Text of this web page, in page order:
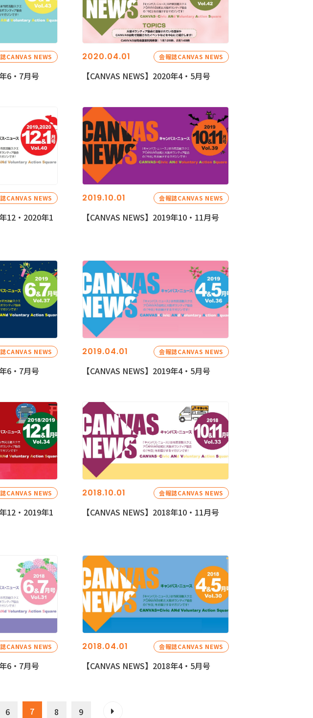
CANVAS NEWS
6・7月号
2020.04.01 会報誌CANVAS NEWS
【CANVAS NEWS】2020年4・5月号
CANVAS NEWS
12・2020年1
2019.10.01 会報誌CANVAS NEWS
【CANVAS NEWS】2019年10・11月号
CANVAS NEWS
6・7月号
2019.04.01 会報誌CANVAS NEWS
【CANVAS NEWS】2019年4・5月号
CANVAS NEWS
12・2019年1
2018.10.01 会報誌CANVAS NEWS
【CANVAS NEWS】2018年10・11月号
CANVAS NEWS
6・7月号
2018.04.01 会報誌CANVAS NEWS
【CANVAS NEWS】2018年4・5月号
6 7 8 9